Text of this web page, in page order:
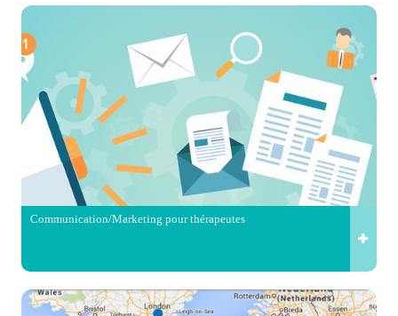
Communication/Marketing pour thérapeutes